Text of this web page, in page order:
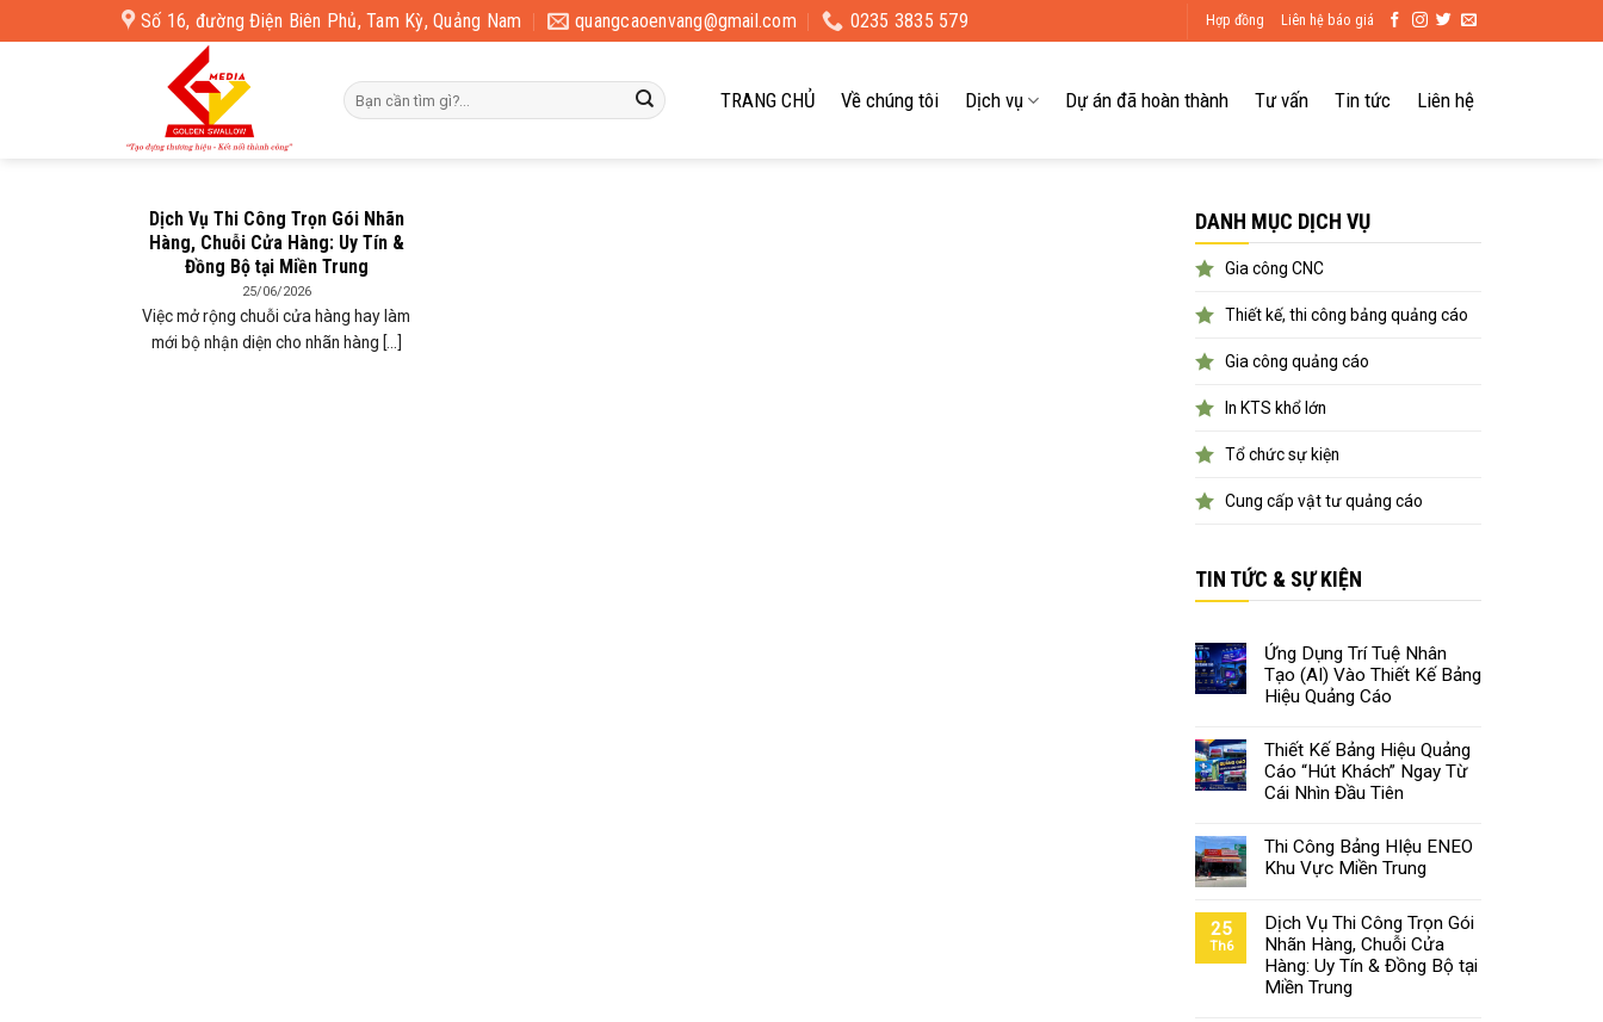
to
Số 16, đường Điện Biên Phủ, Tam Kỳ, Quảng Nam quangcaoenvang@gmail.com 0235 3835 579 Hợp đồng Liên hệ báo giá
TRANG CHỦ Về chúng tôi Dịch vụ Dự án đã hoàn thành Tư vấn Tin tức Liên hệ
Dịch Vụ Thi Công Trọn Gói Nhãn
Hàng, Chuỗi Cửa Hàng: Uy Tín &
Đồng Bộ tại Miền Trung
25/06/2026
Việc mở rộng chuỗi cửa hàng hay làm
mới bộ nhận diện cho nhãn hàng [...]
DANH MỤC DỊCH VỤ
Gia công CNC
Thiết kế, thi công bảng quảng cáo
Gia công quảng cáo
In KTS khổ lớn
Tổ chức sự kiện
Cung cấp vật tư quảng cáo
TIN TỨC & SỰ KIỆN
Ứng Dụng Trí Tuệ Nhân
Tạo (AI) Vào Thiết Kế Bảng
Hiệu Quảng Cáo
Thiết Kế Bảng Hiệu Quảng
Cáo “Hút Khách” Ngay Từ
Cái Nhìn Đầu Tiên
Thi Công Bảng HIệu ENEO
Khu Vực Miền Trung
25
Th6
Dịch Vụ Thi Công Trọn Gói
Nhãn Hàng, Chuỗi Cửa
Hàng: Uy Tín & Đồng Bộ tại
Miền Trung